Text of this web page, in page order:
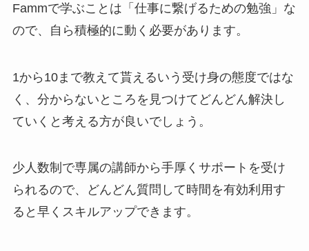
Fammで学ぶことは「仕事に繋げるための勉強」な
ので、自ら積極的に動く必要があります。
1から10まで教えて貰えるいう受け身の態度ではな
く、分からないところを見つけてどんどん解決し
ていくと考える方が良いでしょう。
少人数制で専属の講師から手厚くサポートを受け
られるので、どんどん質問して時間を有効利用す
ると早くスキルアップできます。